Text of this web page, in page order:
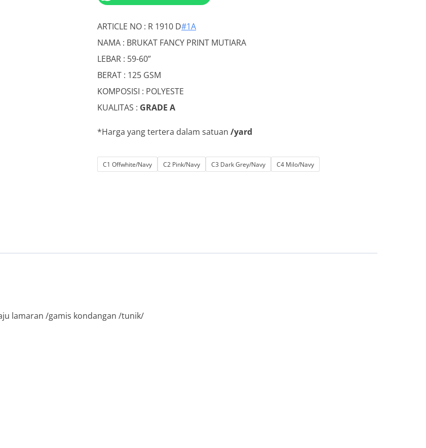
was:
Rp20.000.
is:
Rp12.500.
ARTICLE NO : R 1910 D#1A
NAMA : BRUKAT FANCY PRINT MUTIARA
LEBAR : 59-60”
BERAT : 125 GSM
KOMPOSISI : POLYESTE
KUALITAS : GRADE A
*Harga yang tertera dalam satuan/yard
C1 Offwhite/Navy C2 Pink/Navy C3 Dark Grey/Navy C4 Milo/Navy
lamaran /gamis kondangan /tunik/